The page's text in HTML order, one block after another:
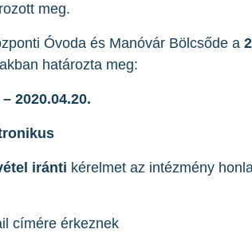
meg.
Óvoda és Manóvár Bölcsőde a
határozta meg:
2020.04.20.
iránti kérelmet az intézmény
címére érkeznek